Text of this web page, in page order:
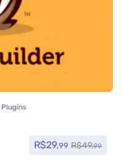
Plugins
R$29,99 R$49,99